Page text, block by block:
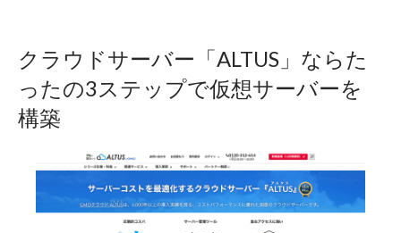
クラウドサーバー「ALTUS」ならた
ったの3ステップで仮想サーバーを
構築